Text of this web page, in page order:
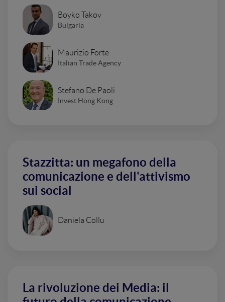
Boyko Takov
Bulgaria
Maurizio Forte
Italian Trade Agency
Stefano De Paoli
Invest Hong Kong
Stazzitta: un megafono della
comunicazione e dell'attivismo
sui social
Daniela Collu
La rivoluzione dei Media: il